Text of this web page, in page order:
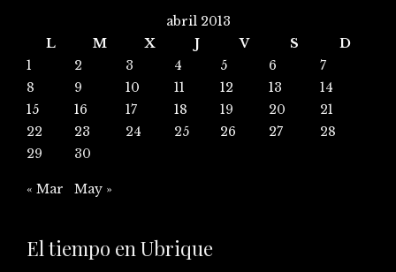
abril 2013
L
M X J V S
D
1
2 3 4 5 6
7
8
9 10 11 12 13
14
15
16 17 18 19 20
21
22
23 24 25 26 27
28
29
30
« Mar May »
El tiempo en Ubrique